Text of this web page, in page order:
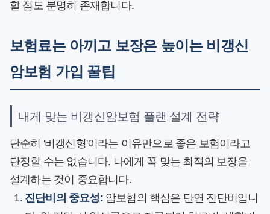
할 점도 분명히 존재합니다.
보험료는 아끼고 보장은 높이는 비갱신
암보험 가입 꿀팁
내게 맞는 비갱신암보험 플랜 설계 전략
단순히 '비갱신형'이라는 이유만으로 좋은 보험이라고
단정할 수는 없습니다. 나에게 꼭 맞는 최적의 보장을
설계하는 것이 중요합니다.
진단비의 중요성:암보험의 핵심은 단연 진단비입니